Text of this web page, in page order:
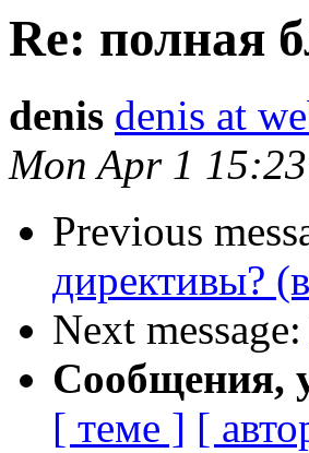
Re: полная
denis denis at
Mon Apr 1
Previous
директивы?
Next message:
Сообщения,
[ теме ] [